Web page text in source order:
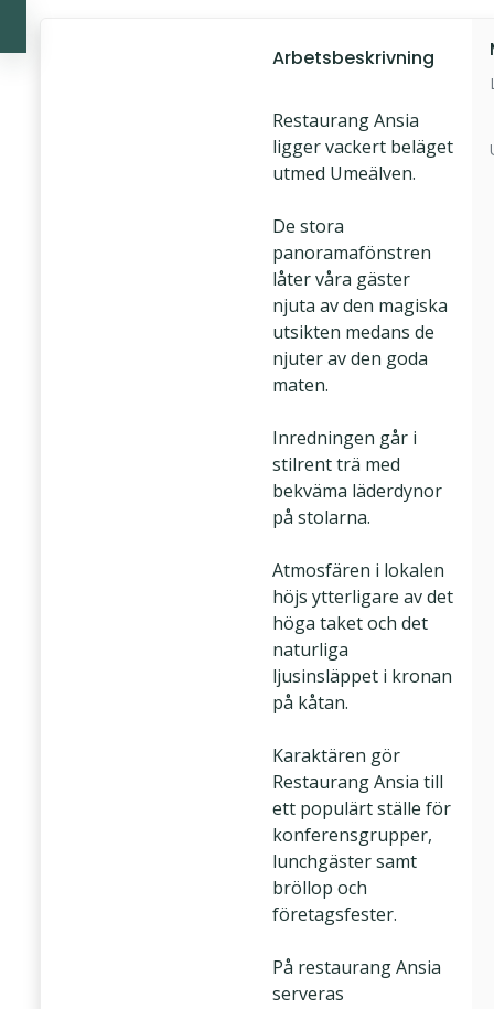
Arbetsbeskrivning
Restaurang Ansia
ligger vackert beläget
utmed Umeälven.
De stora
panoramafönstren
låter våra gäster
njuta av den magiska
utsikten medans de
njuter av den goda
maten.
Inredningen går i
stilrent trä med
bekväma läderdynor
på stolarna.
Atmosfären i lokalen
höjs ytterligare av det
höga taket och det
naturliga
ljusinsläppet i kronan
på kåtan.
Karaktären gör
Restaurang Ansia till
ett populärt ställe för
konferensgrupper,
lunchgäster samt
bröllop och
företagsfester.
På restaurang Ansia
serveras